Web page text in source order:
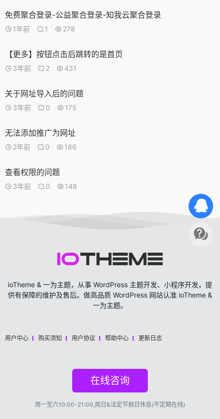
免费聚合登录-公益聚合登录-知我云聚合登录
1年前 1 278
【更多】按钮点击后跳转的是首页
3年前 2 431
关于网址导入后的问题
3年前 0 175
无法添加推广为网址
2年前 0 186
查看权限的问题
3年前 0 148
ioTheme & 一为主题，从事 WordPress 主题开发、小程序开发，提
供有保障的维护及售后。做高品质 WordPress 网站认准 ioTheme &
一为主题。
用户中心 购买须知 用户协议 帮助中心 更新日志
在线咨询
周一至六10:00-21:00,周日&法定节假日休息(不定期在线)